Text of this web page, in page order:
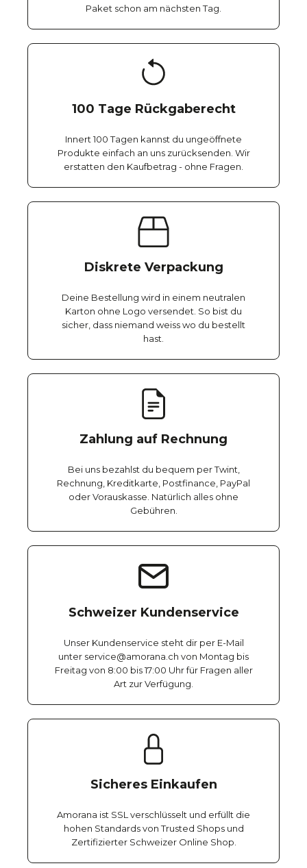
Paket schon am nächsten Tag.
100 Tage Rückgaberecht
Innert 100 Tagen kannst du ungeöffnete
Produkte einfach an uns zurücksenden. Wir
erstatten den Kaufbetrag - ohne Fragen.
Diskrete Verpackung
Deine Bestellung wird in einem neutralen
Karton ohne Logo versendet. So bist du
sicher, dass niemand weiss wo du bestellt
hast.
Zahlung auf Rechnung
Bei uns bezahlst du bequem per Twint,
Rechnung, Kreditkarte, Postfinance, PayPal
oder Vorauskasse. Natürlich alles ohne
Gebühren.
Schweizer Kundenservice
Unser Kundenservice steht dir per E-Mail
unter service@amorana.ch von Montag bis
Freitag von 8:00 bis 17:00 Uhr für Fragen aller
Art zur Verfügung.
Sicheres Einkaufen
Amorana ist SSL verschlüsselt und erfüllt die
hohen Standards von Trusted Shops und
Zertifizierter Schweizer Online Shop.